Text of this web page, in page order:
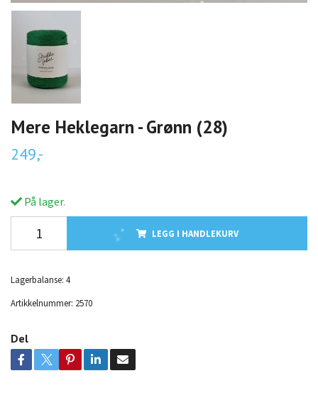
Mere Heklegarn - Grønn (28)
249,-
På lager.
LEGG I HANDLEKURV
Lagerbalanse: 4
Artikkelnummer: 2570
Del